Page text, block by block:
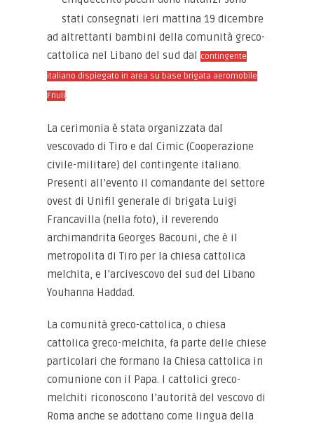
stati consegnati ieri mattina 19 dicembre
ad altrettanti bambini della comunità greco-
cattolica nel Libano del sud dalcontingente
italiano dispiegato in area su base brigata aeromobile
Friuli.
La cerimonia è stata organizzata dal
vescovado di Tiro e dal Cimic (Cooperazione
civile-militare) del contingente italiano.
Presenti all’evento il comandante del settore
ovest di Unifil generale di brigata Luigi
Francavilla (nella foto), il reverendo
archimandrita Georges Bacouni, che è il
metropolita di Tiro per la chiesa cattolica
melchita, e l’arcivescovo del sud del Libano
Youhanna Haddad.
La comunità greco-cattolica, o chiesa
cattolica greco-melchita, fa parte delle chiese
particolari che formano la Chiesa cattolica in
comunione con il Papa. I cattolici greco-
melchiti riconoscono l’autorità del vescovo di
Roma anche se adottano come lingua della